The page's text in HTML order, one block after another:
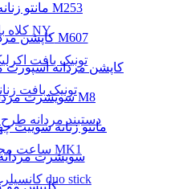
کلاه بافت طرح NY
تونیک بافت
تونیک بافت
دستبند مردانه
ساعت مچی دیجیتال مدل MK1
کانسیلر و کانتور دو طرفه duo stick
مانتو زنانه جنس تدی مدل M253
کاپشن مردانه اسپورت مدل M607
کاپشن مردانه
سویشرت مردانه جنس چرم مدل M8
مانتو زنانه سوییت چهار
سویشرت
کلیپس مو